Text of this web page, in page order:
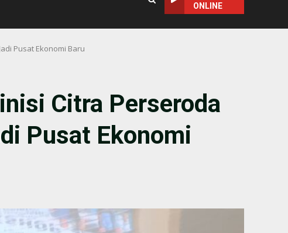
ONLINE
Pusat Ekonomi Baru
Citra Perseroda
Pusat Ekonomi